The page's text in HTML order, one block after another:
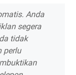
Anda
segera
tidak
perlu